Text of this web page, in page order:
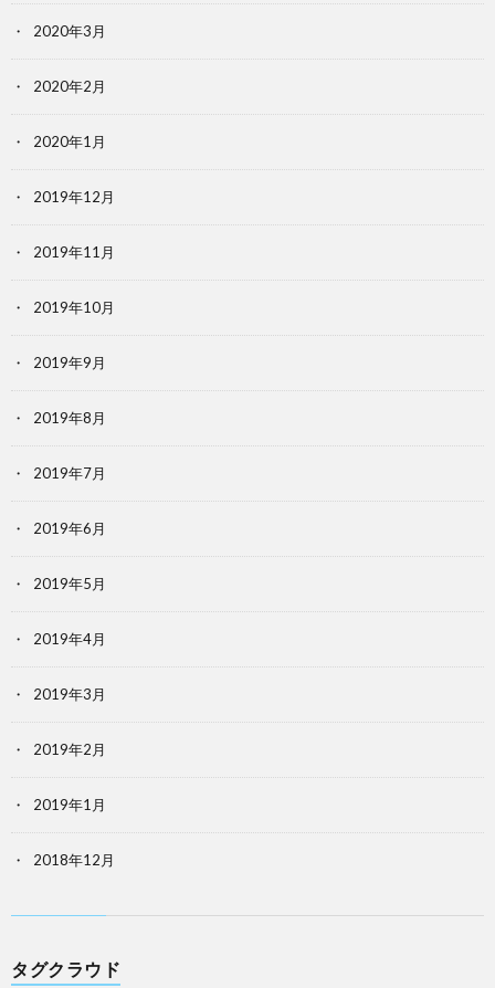
2020年3月
2020年2月
2020年1月
2019年12月
2019年11月
2019年10月
2019年9月
2019年8月
2019年7月
2019年6月
2019年5月
2019年4月
2019年3月
2019年2月
2019年1月
2018年12月
タグクラウド